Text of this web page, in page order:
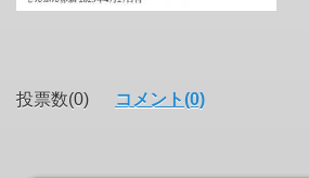
投票数(0) コメント(0)